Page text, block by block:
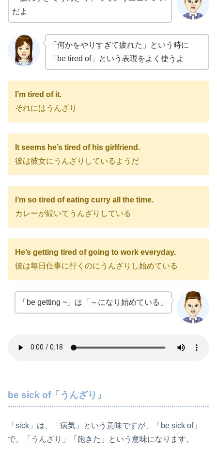
だよ
「何かをやりすぎて疲れた」という時に
「be tired of」という表現をよく使うよ
I’m tired of it.
それにはうんざり
It seems he’s tired of his girlfriend.
彼は彼女にうんざりしているようだ
I’m so tired of eating curry all the time.
カレーが続いてうんざりしている
He’s getting tired of going to work everyday.
彼は毎日仕事に行くのにうんざりし始めている
「be getting ~」は「～になり始めている」
be sick of「うんざり」
「sick」は、「病気」という意味ですが、「be sick of」
で、「うんざり」「飽きた」という意味になります。